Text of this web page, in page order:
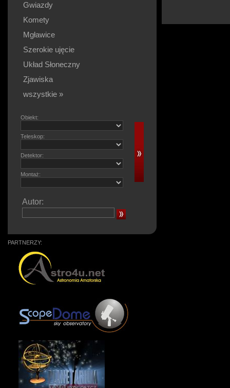
Gwiazdy
Komety
Mgławice
Szerokie ujęcie
Układ Słoneczny
Zjawiska
wszystkie »
Obiekt:
Teleskop:
Detektor:
Montaż:
Autor:
PARTNERZY: